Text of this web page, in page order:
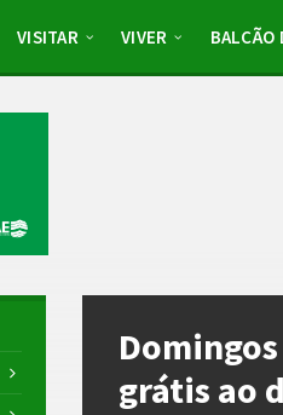
VISITAR VIVER BALCÃO
grátis ao